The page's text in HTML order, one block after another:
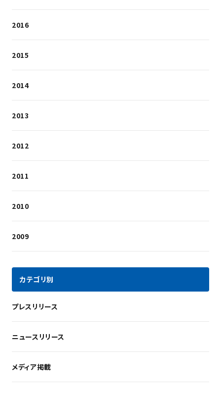
2016
2015
2014
2013
2012
2011
2010
2009
カテゴリ別
プレスリリース
ニュースリリース
メディア掲載